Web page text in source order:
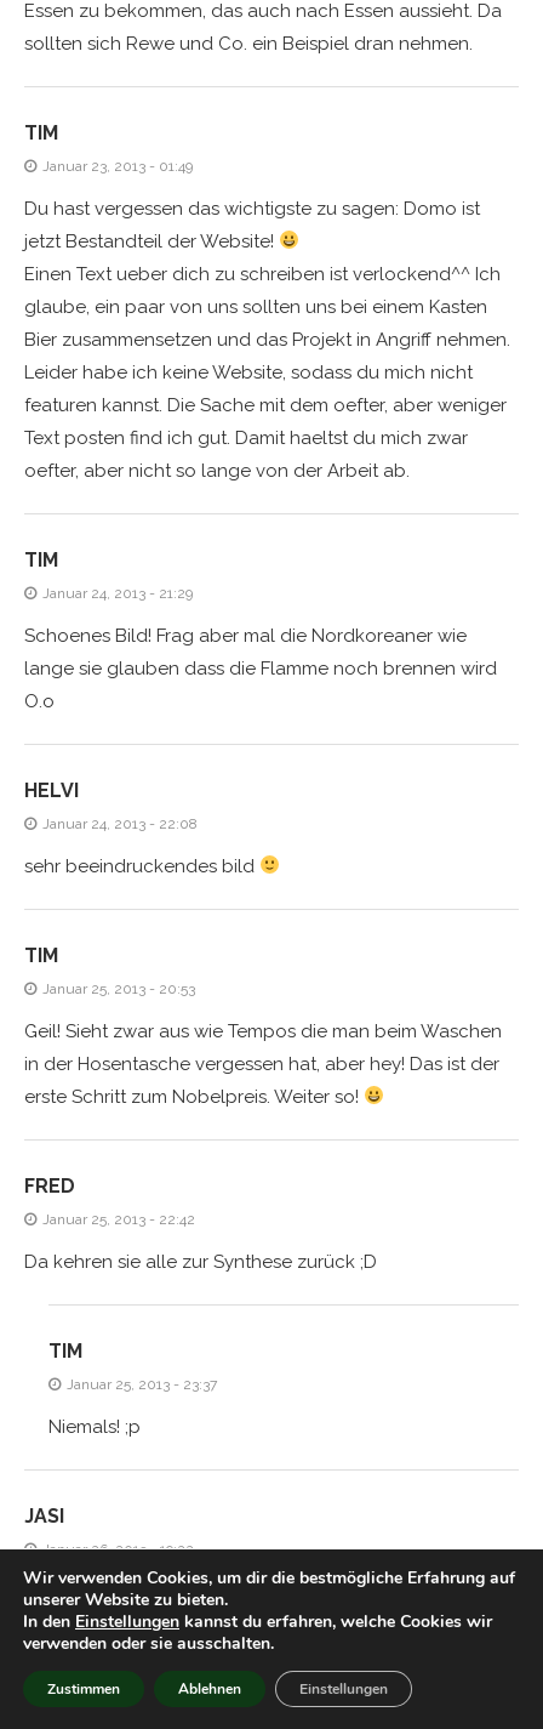
Essen zu bekommen, das auch nach Essen aussieht. Da
sollten sich Rewe und Co. ein Beispiel dran nehmen.
TIM
Januar 23, 2013 - 01:49
Du hast vergessen das wichtigste zu sagen: Domo ist
jetzt Bestandteil der Website!
Einen Text ueber dich zu schreiben ist verlockend^^ Ich
glaube, ein paar von uns sollten uns bei einem Kasten
Bier zusammensetzen und das Projekt in Angriff nehmen.
Leider habe ich keine Website, sodass du mich nicht
featuren kannst. Die Sache mit dem oefter, aber weniger
Text posten find ich gut. Damit haeltst du mich zwar
oefter, aber nicht so lange von der Arbeit ab.
TIM
Januar 24, 2013 - 21:29
Schoenes Bild! Frag aber mal die Nordkoreaner wie
lange sie glauben dass die Flamme noch brennen wird
O.o
HELVI
Januar 24, 2013 - 22:08
sehr beeindruckendes bild
TIM
Januar 25, 2013 - 20:53
Geil! Sieht zwar aus wie Tempos die man beim Waschen
in der Hosentasche vergessen hat, aber hey! Das ist der
erste Schritt zum Nobelpreis. Weiter so!
FRED
Januar 25, 2013 - 22:42
Da kehren sie alle zur Synthese zurück ;D
TIM
Januar 25, 2013 - 23:37
Niemals! ;p
JASI
Januar 26, 2013 - 19:22
Süß
TIM
Wir verwenden Cookies, um dir die bestmögliche Erfahrung auf
unserer Website zu bieten.
In den Einstellungen kannst du erfahren, welche Cookies wir
verwenden oder sie ausschalten.
Zustimmen Ablehnen Einstellungen